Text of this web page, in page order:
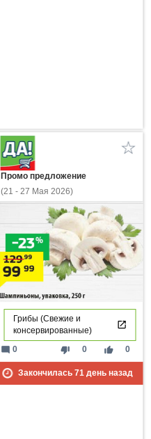
Промо предложение
(21 - 27 Мая 2026)
Грибы (Свежие и
консервированные)
thumb_down 0 thumb_up 0
mode_comment 0
Закончилась 71день назад